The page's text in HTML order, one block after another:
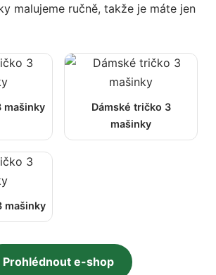
malujeme ručně, takže je máte jen
mašinky
Dámské tričko 3
mašinky
mašinky
Prohlédnout e-shop